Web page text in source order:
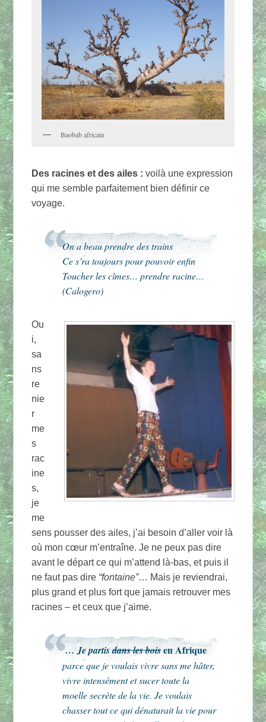
Baobab africain
Des racines et des ailes : voilà une expression
qui me semble parfaitement bien définir ce
voyage.
On a beau prendre des trains
Ce s’ra toujours pour pouvoir enfin
Toucher les cîmes… prendre racine…
(Calogero)
Ou
i,
sa
ns
re
nie
r
me
s
rac
ine
s,
je
me
sens pousser des ailes, j’ai besoin d’aller voir là
où mon cœur m’entraîne. Je ne peux pas dire
avant le départ ce qui m’attend là-bas, et puis il
ne faut pas dire “fontaine”… Mais je reviendrai,
plus grand et plus fort que jamais retrouver mes
racines – et ceux que j’aime.
… Je partisdans les boisen Afrique
parce que je voulais vivre sans me hâter,
vivre intensément et sucer toute la
moelle secrète de la vie. Je voulais
chasser tout ce qui dénaturait la vie pour